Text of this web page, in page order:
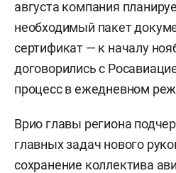
августа компания
необходимый пакет
сертификат — к началу
договорились с
процесс в ежедневном
Врио главы региона
главных задач нового
сохранение коллектива